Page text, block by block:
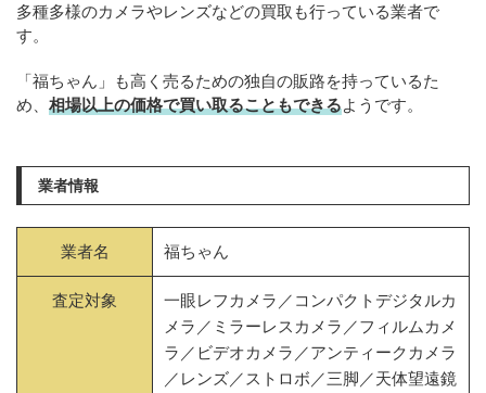
多種多様のカメラやレンズなどの買取も行っている業者で
す。
「福ちゃん」も高く売るための独自の販路を持っているた
め、 相場以上の価格で買い取ることもできるようです。
業者情報
業者名 福ちゃん
査定対象
一眼レフカメラ／コンパクトデジタルカ
メラ／ミラーレスカメラ／フィルムカメ
ラ／ビデオカメラ／アンティークカメラ
／レンズ／ストロボ／三脚／天体望遠鏡